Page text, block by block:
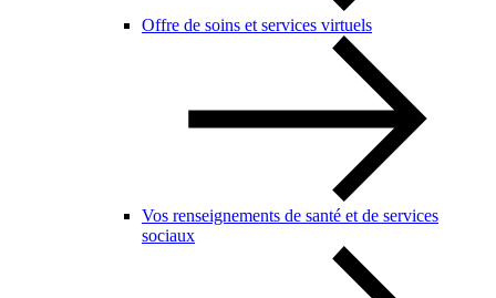
Offre de soins et services virtuels
Vos renseignements de santé et de services
sociaux